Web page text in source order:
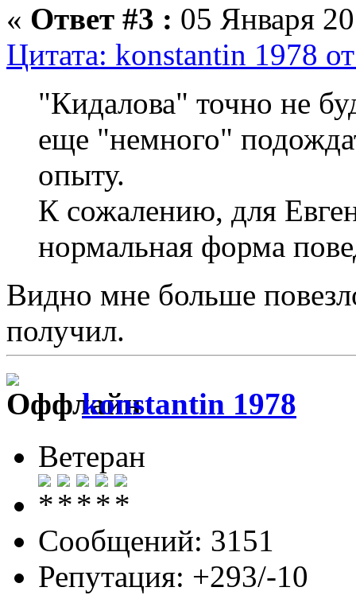
« Ответ #3 : 05 Января
Цитата: konstantin 1978
"Кидалова" точно не
еще "немного"
опыту.
К сожалению, для
нормальная форма
Видно мне больше
получил.
konstantin 1978
Ветеран
Сообщений: 3151
Репутация: +293/-10